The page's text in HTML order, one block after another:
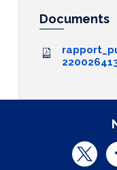
Documents
T